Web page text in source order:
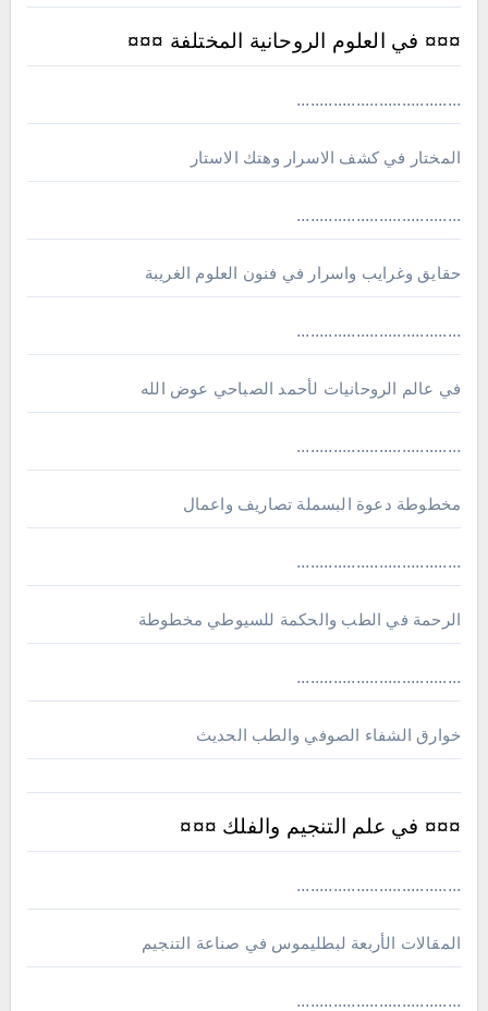
¤¤¤ في العلوم الروحانية المختلفة ¤¤¤
....................................
المختار في كشف الاسرار وهتك الاستار
....................................
حقايق وغرايب واسرار في فنون العلوم الغريبة
....................................
في عالم الروحانيات لأحمد الصباحي عوض الله
....................................
مخطوطة دعوة البسملة تصاريف واعمال
....................................
الرحمة في الطب والحكمة للسيوطي مخطوطة
....................................
خوارق الشفاء الصوفي والطب الحديث
¤¤¤ في علم التنجيم والفلك ¤¤¤
....................................
المقالات الأربعة لبطليموس في صناعة التنجيم
....................................